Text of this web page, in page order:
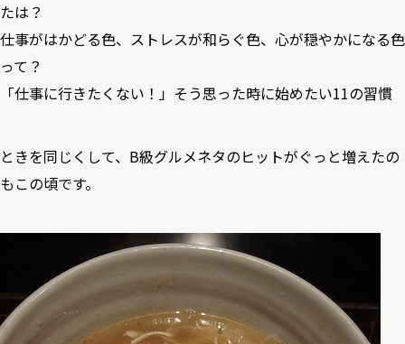
たは？
仕事がはかどる色、ストレスが和らぐ色、心が穏やかになる色
って？
「仕事に行きたくない！」そう思った時に始めたい11の習慣
ときを同じくして、B級グルメネタのヒットがぐっと増えたの
もこの頃です。